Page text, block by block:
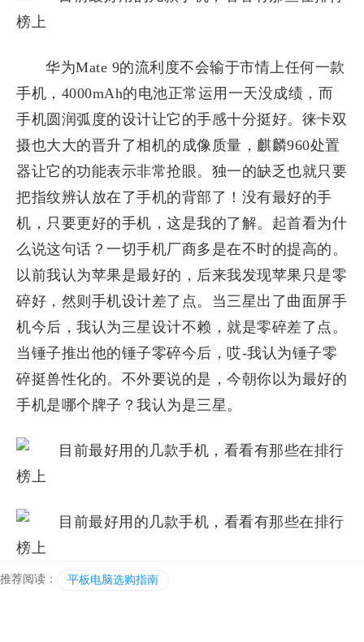
华为Mate 9的流利度不会输于市情上任何一款
手机，4000mAh的电池正常运用一天没成绩，而
手机圆润弧度的设计让它的手感十分挺好。徕卡双
摄也大大的晋升了相机的成像质量，麒麟960处置
器让它的功能表示非常抢眼。独一的缺乏也就只要
把指纹辨认放在了手机的背部了！没有最好的手
机，只要更好的手机，这是我的了解。起首看为什
么说这句话？一切手机厂商多是在不时的提高的。
以前我认为苹果是最好的，后来我发现苹果只是零
碎好，然则手机设计差了点。当三星出了曲面屏手
机今后，我认为三星设计不赖，就是零碎差了点。
当锤子推出他的锤子零碎今后，哎-我认为锤子零
碎挺兽性化的。不外要说的是，今朝你以为最好的
手机是哪个牌子？我认为是三星。
推荐阅读： 平板电脑选购指南